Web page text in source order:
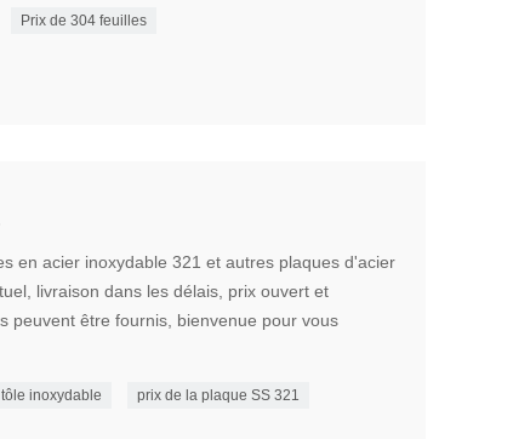
Prix ​​de 304 feuilles
en acier inoxydable 321 et autres plaques d'acier
livraison dans les délais, prix ouvert et
peuvent être fournis, bienvenue pour vous
inoxydable prix de la plaque SS 321